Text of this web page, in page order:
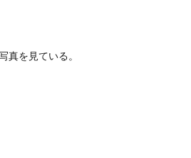
真を見ている。